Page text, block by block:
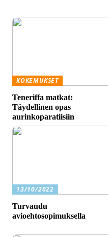
KOKEMUKSET
Teneriffa matkat:
Täydellinen opas
aurinkoparatiisiin
13/10/2022
Turvaudu
avioehtosopimuksella